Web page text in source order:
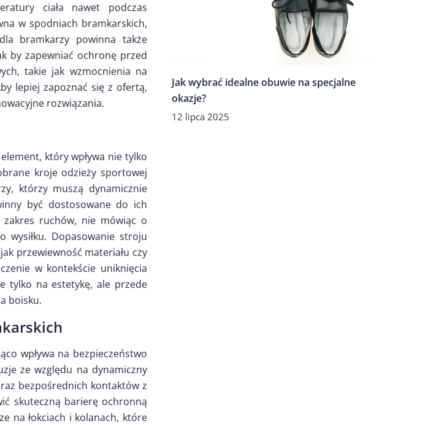
ciała nawet podczas
w spodniach bramkarskich,
bramkarzy powinna także
by zapewniać ochronę przed
takie jak wzmocnienia na
lepiej zapoznać się z ofertą,
rozwiązania.
który wpływa nie tylko
kroje odzieży sportowej
którzy muszą dynamicznie
być dostosowane do ich
ruchów, nie mówiąc o
wysiłku. Dopasowanie stroju
przewiewność materiału czy
w kontekście uniknięcia
tylko na estetykę, ale przede
boisku.
wpływa na bezpieczeństwo
ze względu na dynamiczny
bezpośrednich kontaktów z
skuteczną barierę ochronną
na łokciach i kolanach, które
Jak wybrać idealne obuwie na specjalne
okazje?
12 lipca 2025